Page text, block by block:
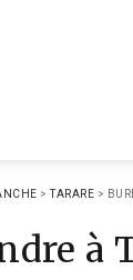
>TARARE >
à